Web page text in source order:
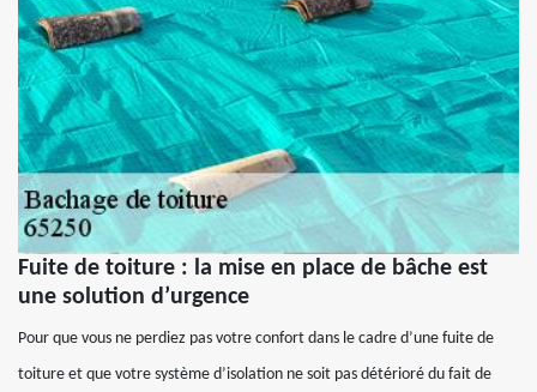
Fuite de toiture : la mise en place de bâche est
une solution d’urgence
Pour que vous ne perdiez pas votre confort dans le cadre d’une fuite de
toiture et que votre système d’isolation ne soit pas détérioré du fait de